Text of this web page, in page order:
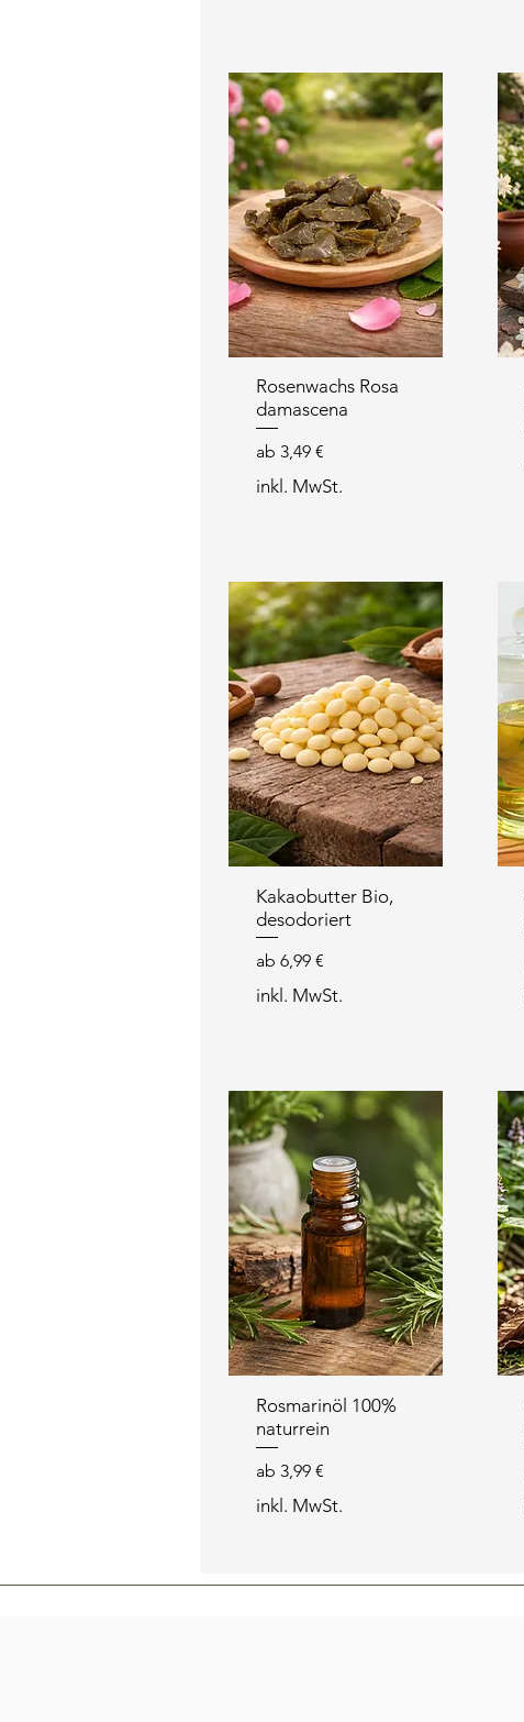
Rosenwachs Rosa
damascena
ab 3,49 €
Sale-Preis
inkl. MwSt.
Kakaobutter Bio,
desodoriert
ab 6,99 €
Sale-Preis
inkl. MwSt.
Rosmarinöl 100%
naturrein
ab 3,99 €
Sale-Preis
inkl. MwSt.